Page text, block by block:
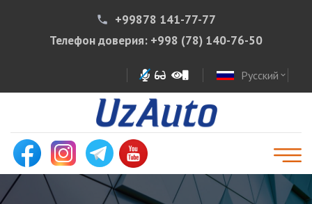
phone
+99878 141-77-77
Телефон доверия: +998 (78) 140-76-50
Русский expand_more